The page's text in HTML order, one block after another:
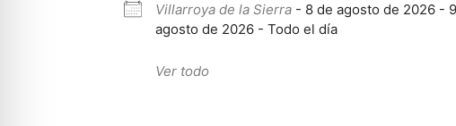
Villarroya de la Sierra - 8 de agosto de 2026 -
agosto de 2026 - Todo el día
Ver todo